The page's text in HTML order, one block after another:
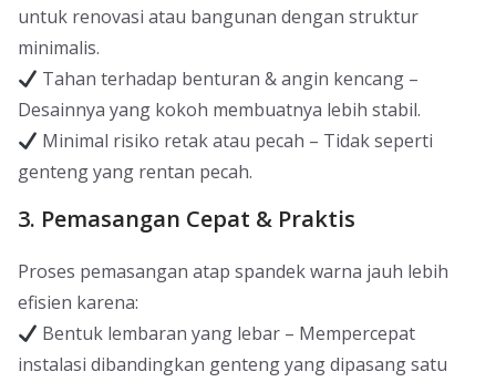
untuk renovasi atau bangunan dengan struktur
minimalis.
Tahan terhadap benturan & angin kencang –
Desainnya yang kokoh membuatnya lebih stabil.
Minimal risiko retak atau pecah – Tidak seperti
genteng yang rentan pecah.
3. Pemasangan Cepat & Praktis
Proses pemasangan atap spandek warna jauh lebih
efisien karena:
Bentuk lembaran yang lebar – Mempercepat
instalasi dibandingkan genteng yang dipasang satu